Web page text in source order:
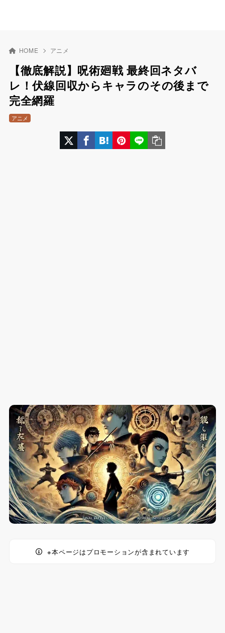
HOME アニメ
【徹底解説】呪術廻戦 最終回ネタバ
レ！伏線回収からキャラのその後まで
完全網羅
アニメ
※本ページはプロモーションが含まれています